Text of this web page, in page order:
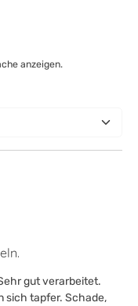
anzeigen.
gut verarbeitet.
sich tapfer. Schade,